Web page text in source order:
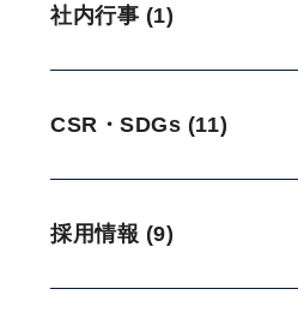
社内行事 (1)
CSR・SDGs (11)
採用情報 (9)